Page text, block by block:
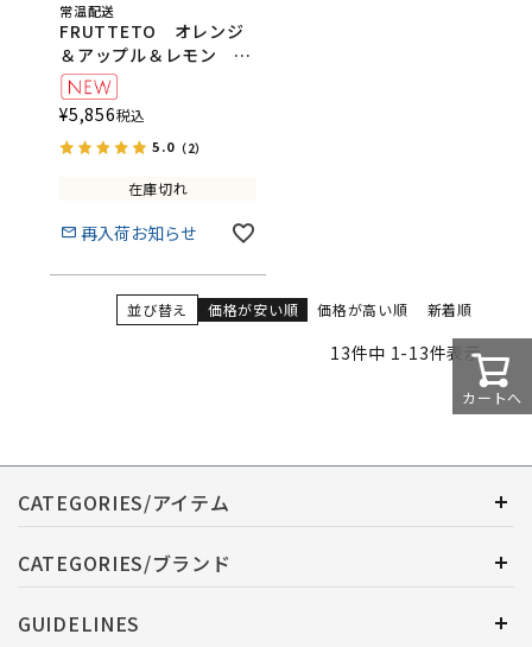
常温配送
FRUTTETO オレンジ
＆アップル＆レモン 8
袋セット
FRUTTETO（フルッテ
ート）
¥5,856税込
5.0 （2）
在庫切れ
再入荷お知らせ
並び替え 価格が安い順 価格が高い順 新着順
13件中 1-13件表示
カートへ
CATEGORIES/アイテム
CATEGORIES/ブランド
GUIDELINES